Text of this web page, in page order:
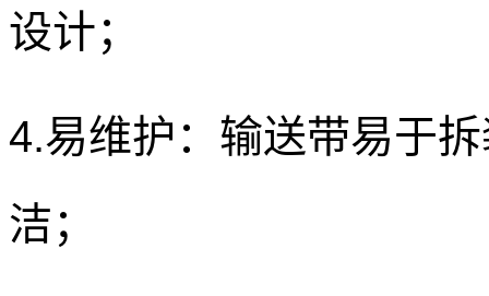
设计；
4.易维护：输送带易于
洁；